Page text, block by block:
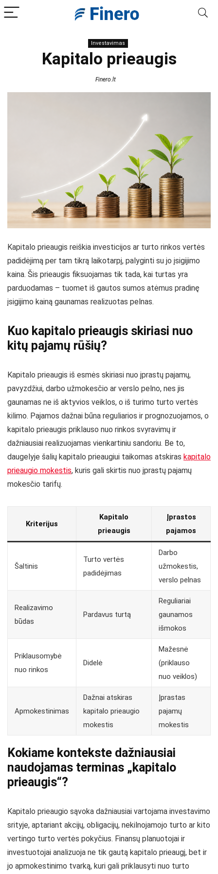
Investavimas
Kapitalo prieaugis
Finero.lt
Kapitalo prieaugis reiškia investicijos ar turto rinkos vertės
padidėjimą per tam tikrą laikotarpį, palyginti su jo įsigijimo
kaina. Šis prieaugis fiksuojamas tik tada, kai turtas yra
parduodamas – tuomet iš gautos sumos atėmus pradinę
įsigijimo kainą gaunamas realizuotas pelnas.
Kuo kapitalo prieaugis skiriasi nuo
kitų pajamų rūšių?
Kapitalo prieaugis iš esmės skiriasi nuo įprastų pajamų,
pavyzdžiui, darbo užmokesčio ar verslo pelno, nes jis
gaunamas ne iš aktyvios veiklos, o iš turimo turto vertės
kilimo. Pajamos dažnai būna reguliarios ir prognozuojamos, o
kapitalo prieaugis priklauso nuo rinkos svyravimų ir
dažniausiai realizuojamas vienkartiniu sandoriu. Be to,
daugelyje šalių kapitalo prieaugiui taikomas atskiras kapitalo
prieaugio mokestis, kuris gali skirtis nuo įprastų pajamų
mokesčio tarifų.
Kriterijus
Kapitalo
prieaugis
Įprastos
pajamos
Šaltinis
Turto vertės
padidėjimas
Darbo
užmokestis,
verslo pelnas
Realizavimo
būdas
Pardavus turtą
Reguliariai
gaunamos
išmokos
Priklausomybė
nuo rinkos
Didelė
Mažesnė
(priklauso
nuo veiklos)
Apmokestinimas
Dažnai atskiras
kapitalo prieaugio
mokestis
Įprastas
pajamų
mokestis
Kokiame kontekste dažniausiai
naudojamas terminas „kapitalo
prieaugis“?
Kapitalo prieaugio sąvoka dažniausiai vartojama investavimo
srityje, aptariant akcijų, obligacijų, nekilnojamojo turto ar kito
vertingo turto vertės pokyčius. Finansų planuotojai ir
investuotojai analizuoja ne tik gautą kapitalo prieaugį, bet ir
jo apmokestinimo tvarką, kuri gali priklausyti nuo turto